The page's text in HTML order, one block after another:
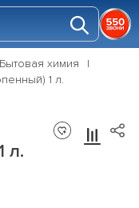
Бытовая химия
1 л.
л.